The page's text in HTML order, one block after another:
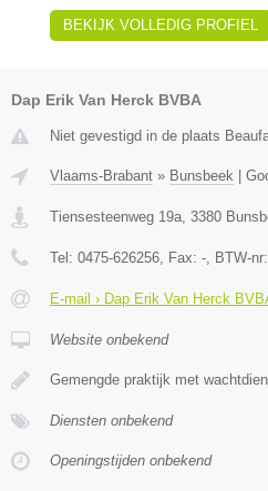
BEKIJK VOLLEDIG PROFIEL
Dap Erik Van Herck BVBA
Niet gevestigd in de plaats
Vlaams-Brabant » Bunsbeek |
Tiensesteenweg 19a 3380
Tel: 0475-626256 , Fax: - , BTW-nr:
E-mail › Dap Erik Van Herck
Website onbekend
Gemengde praktijk met
Diensten onbekend
Openingstijden onbekend